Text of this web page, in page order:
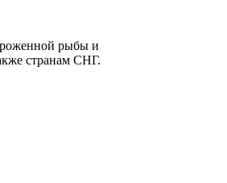
рыбы и
странам СНГ.